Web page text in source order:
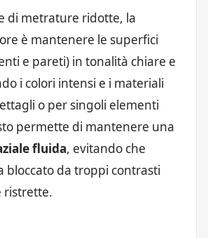
di metrature ridotte, la
è mantenere le superfici
e pareti) in tonalità chiare e
i colori intensi e i materiali
o per singoli elementi
permette di mantenere una
fluida, evitando che
bloccato da troppi contrasti
ristrette.